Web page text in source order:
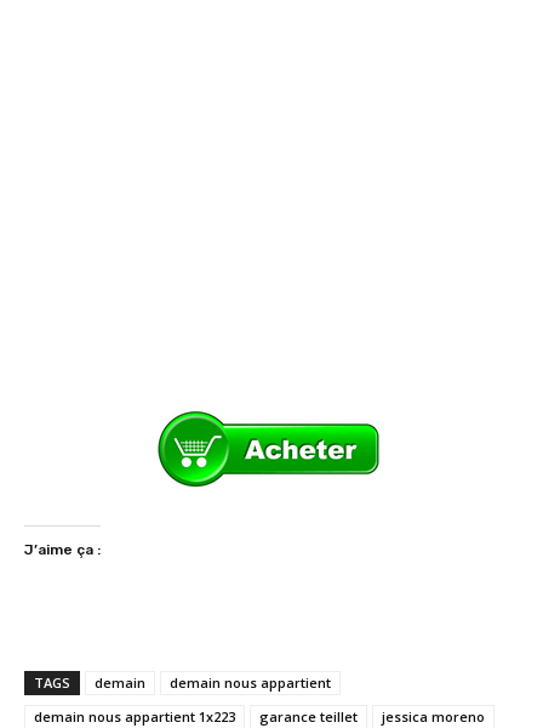
J’aime ça :
TAGS demain
demain nous appartient
demain nous appartient 1x223
garance teillet jessica moreno